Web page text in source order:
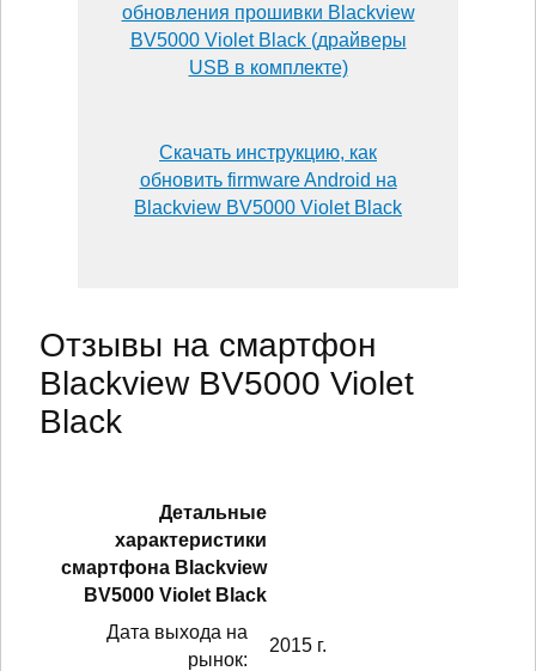
обновления прошивки Blackview
BV5000 Violet Black (драйверы
USB в комплекте)
Скачать инструкцию, как
обновить firmware Android на
Blackview BV5000 Violet Black
Отзывы на смартфон
Blackview BV5000 Violet
Black
Детальные
характеристики
смартфонa Blackview
BV5000 Violet Black
Дата выхода на
рынок:
2015 г.